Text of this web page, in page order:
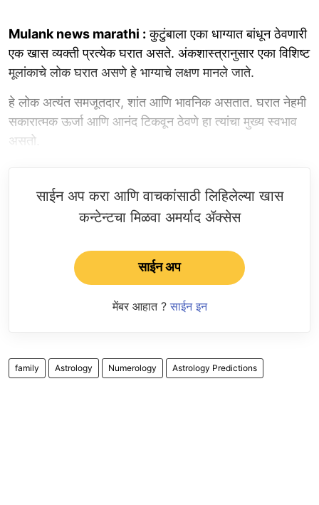
Mulank news marathi : कुटुंबाला एका धाग्यात बांधून ठेवणारी
एक खास व्यक्ती प्रत्येक घरात असते. अंकशास्त्रानुसार एका विशिष्ट
मूलांकाचे लोक घरात असणे हे भाग्याचे लक्षण मानले जाते.
हे लोक अत्यंत समजूतदार, शांत आणि भावनिक असतात. घरात नेहमी
सकारात्मक ऊर्जा आणि आनंद टिकवून ठेवणे हा त्यांचा मुख्य स्वभाव
असतो.
साईन अप करा आणि वाचकांसाठी लिहिलेल्या खास
कन्टेन्टचा मिळवा अमर्याद ॲक्सेस
साईन अप
मेंबर आहात ? साईन इन
family Astrology Numerology Astrology Predictions